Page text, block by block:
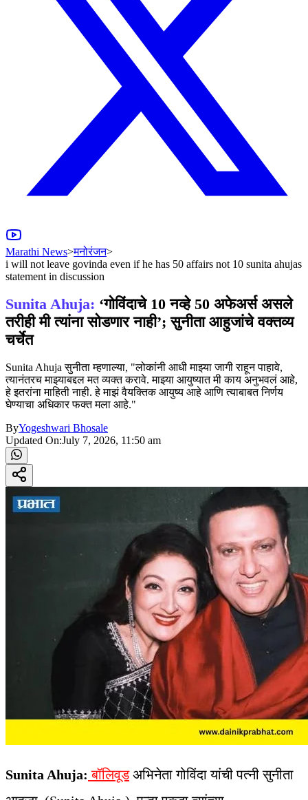
Marathi News>मनोरंजन>
i will not leave govinda even if he has 50 affairs not 10 sunita ahujas
statement in discussion
Sunita Ahuja: ‘गोविंदाचे 10 नव्हे 50 अफेअर्स असले
तरीही मी त्यांना सोडणार नाही’; सुनीता आहुजांचे वक्तव्य
चर्चेत
Sunita Ahuja सुनीता म्हणाल्या, "लोकांनी आधी माझ्या जागी राहून पाहावे,
त्यानंतरच माझ्याबद्दल मत व्यक्त करावे. माझ्या आयुष्यात मी काय अनुभवलं आहे,
हे इतरांना माहिती नाही. हे माझं वैयक्तिक आयुष्य आहे आणि त्याबाबत निर्णय
घेण्याचा अधिकार फक्त मला आहे."
ByYogeshwari Bhosale
Updated On:July 7, 2026, 11:50 am
Sunita Ahuja: बॉलिवूडअभिनेता गोविंदा यांची पत्नी सुनीता